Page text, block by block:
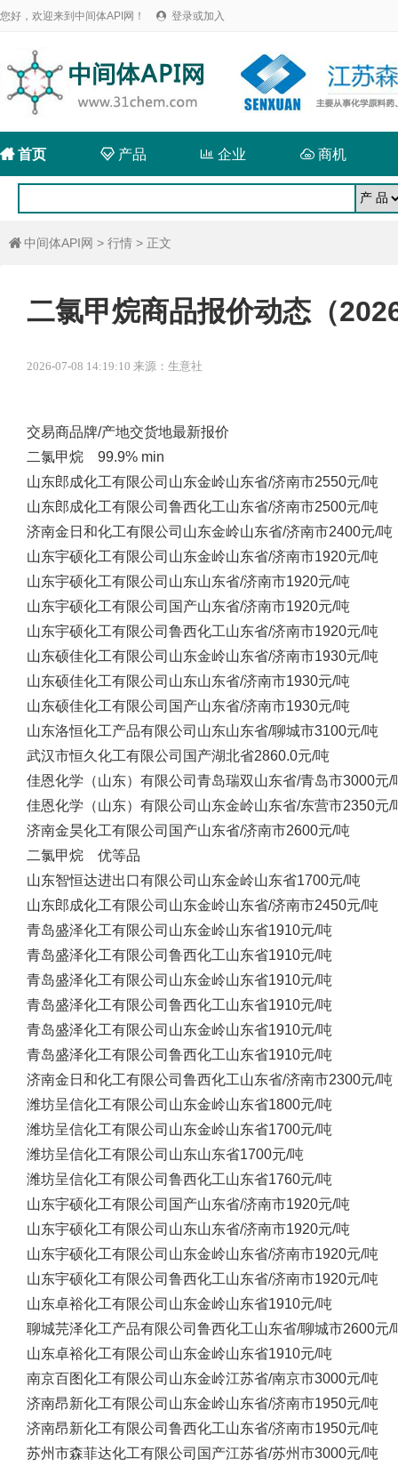
您好，欢迎来到中间体API网！  登录或加入
首页 产品  企业  商机
 中间体API网 > 行情 > 正文
二氯甲烷商品报价动态（
2026-07-08 14:19:10 来源：生意社
交易商品牌/产地交货地最新报价
二氯甲烷 99.9% min
山东郎成化工有限公司 山东金岭山东省/济南市2550元/吨
山东郎成化工有限公司 鲁西化工山东省/济南市2500元/吨
济南金日和化工有限公司 山东金岭山东省/济南市2400元/吨
山东宇硕化工有限公司 山东金岭山东省/济南市1920元/吨
山东宇硕化工有限公司 山东山东省/济南市1920元/吨
山东宇硕化工有限公司 国产山东省/济南市1920元/吨
山东宇硕化工有限公司 鲁西化工山东省/济南市1920元/吨
山东硕佳化工有限公司 山东金岭山东省/济南市1930元/吨
山东硕佳化工有限公司 山东山东省/济南市1930元/吨
山东硕佳化工有限公司 国产山东省/济南市1930元/吨
山东洛恒化工产品有限公司 山东山东省/聊城市3100元/吨
武汉市恒久化工有限公司 国产湖北省2860.0元/吨
佳恩化学（山东）有限公司 青岛瑞双山东省/青岛市3000元/
佳恩化学（山东）有限公司 山东金岭山东省/东营市2350元/
济南金昊化工有限公司 国产山东省/济南市2600元/吨
二氯甲烷 优等品
山东智恒达进出口有限公司 山东金岭山东省1700元/吨
山东郎成化工有限公司 山东金岭山东省/济南市2450元/吨
青岛盛泽化工有限公司 山东金岭山东省1910元/吨
青岛盛泽化工有限公司 鲁西化工山东省1910元/吨
青岛盛泽化工有限公司 山东金岭山东省1910元/吨
青岛盛泽化工有限公司 鲁西化工山东省1910元/吨
青岛盛泽化工有限公司 山东金岭山东省1910元/吨
青岛盛泽化工有限公司 鲁西化工山东省1910元/吨
济南金日和化工有限公司 鲁西化工山东省/济南市2300元/吨
潍坊呈信化工有限公司 山东金岭山东省1800元/吨
潍坊呈信化工有限公司 山东金岭山东省1700元/吨
潍坊呈信化工有限公司 山东山东省1700元/吨
潍坊呈信化工有限公司 鲁西化工山东省1760元/吨
山东宇硕化工有限公司 国产山东省/济南市1920元/吨
山东宇硕化工有限公司 山东山东省/济南市1920元/吨
山东宇硕化工有限公司 山东金岭山东省/济南市1920元/吨
山东宇硕化工有限公司 鲁西化工山东省/济南市1920元/吨
山东卓裕化工有限公司 山东金岭山东省1910元/吨
聊城芫泽化工产品有限公司 鲁西化工山东省/聊城市2600元/
山东卓裕化工有限公司 山东金岭山东省1910元/吨
南京百图化工有限公司 山东金岭江苏省/南京市3000元/吨
济南昂新化工有限公司 山东金岭山东省/济南市1950元/吨
济南昂新化工有限公司 鲁西化工山东省/济南市1950元/吨
苏州市森菲达化工有限公司 国产江苏省/苏州市3000元/吨